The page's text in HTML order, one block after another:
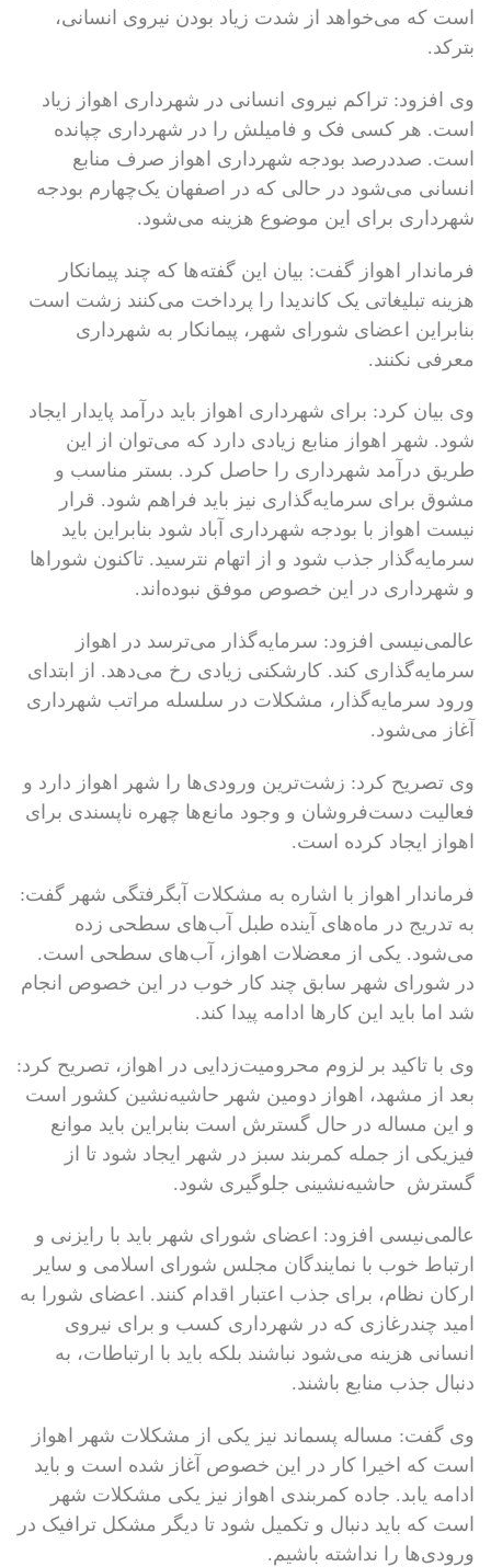
است که می‌خواهد از شدت زیاد بودن نیروی انسانی،
بترکد.
وی افزود: تراکم نیروی انسانی در شهرداری اهواز زیاد
است. هر کسی فک و فامیلش را در شهرداری چپانده
است. صددرصد بودجه شهرداری اهواز صرف منابع
انسانی می‌شود در حالی که در اصفهان یک‌چهارم بودجه
شهرداری برای این موضوع هزینه می‌شود.
فرماندار اهواز گفت: بیان این گفته‌ها که چند پیمانکار
هزینه تبلیغاتی یک کاندیدا را پرداخت می‌کنند زشت است
بنابراین اعضای شورای شهر، پیمانکار به شهرداری
معرفی نکنند.
وی بیان کرد: برای شهرداری اهواز باید درآمد پایدار ایجاد
شود. شهر اهواز منابع زیادی دارد که می‌توان از این
طریق درآمد شهرداری را حاصل کرد. بستر مناسب و
مشوق برای سرمایه‌گذاری نیز باید فراهم شود. قرار
نیست اهواز با بودجه شهرداری آباد شود بنابراین باید
سرمایه‌گذار جذب شود و از اتهام نترسید. تاکنون شوراها
و شهرداری در این خصوص موفق نبوده‌اند.
عالمی‌نیسی افزود: سرمایه‌گذار می‌ترسد در اهواز
سرمایه‌گذاری کند. کارشکنی زیادی رخ می‌دهد. از ابتدای
ورود سرمایه‌گذار، مشکلات در سلسله مراتب شهرداری
آغاز می‌شود.
وی تصریح کرد: زشت‌ترین ورودی‌ها را شهر اهواز دارد و
فعالیت دست‌فروشان و وجود مانع‌ها چهره ناپسندی برای
اهواز ایجاد کرده است.
فرماندار اهواز با اشاره به مشکلات آبگرفتگی شهر گفت:
به تدریج در ماه‌های آینده طبل آب‌های سطحی زده
می‌شود. یکی از معضلات اهواز، آب‌های سطحی است.
در شورای شهر سابق چند کار خوب در این خصوص انجام
شد اما باید این کارها ادامه پیدا کند.
وی با تاکید بر لزوم محرومیت‌زدایی در اهواز، تصریح کرد:
بعد از مشهد، اهواز دومین شهر حاشیه‌نشین کشور است
و این مساله در حال گسترش است بنابراین باید موانع
فیزیکی از جمله کمربند سبز در شهر ایجاد شود تا از
گسترش حاشیه‌نشینی جلوگیری شود.
عالمی‌نیسی افزود: اعضای شورای شهر باید با رایزنی و
ارتباط خوب با نمایندگان مجلس شورای اسلامی و سایر
ارکان نظام، برای جذب اعتبار اقدام کنند. اعضای شورا به
امید چندرغازی که در شهرداری کسب و برای نیروی
انسانی هزینه می‌شود نباشند بلکه باید با ارتباطات، به
دنبال جذب منابع باشند.
وی گفت: مساله پسماند نیز یکی از مشکلات شهر اهواز
است که اخیرا کار در این خصوص آغاز شده است و باید
ادامه یابد. جاده کمربندی اهواز نیز یکی مشکلات شهر
است که باید دنبال و تکمیل شود تا دیگر مشکل ترافیک در
ورودی‌ها را نداشته باشیم.